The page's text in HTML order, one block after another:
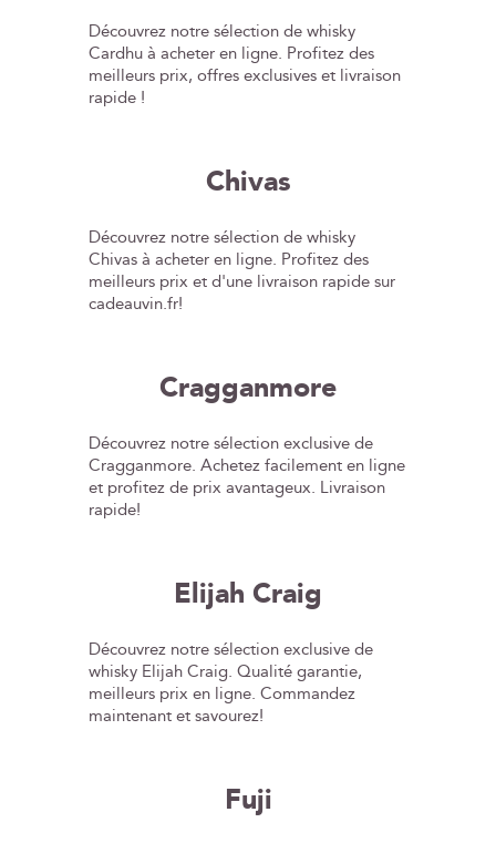
Découvrez notre sélection de whisky
Cardhu à acheter en ligne. Profitez des
meilleurs prix, offres exclusives et livraison
rapide !
Chivas
Découvrez notre sélection de whisky
Chivas à acheter en ligne. Profitez des
meilleurs prix et d'une livraison rapide sur
cadeauvin.fr!
Cragganmore
Découvrez notre sélection exclusive de
Cragganmore. Achetez facilement en ligne
et profitez de prix avantageux. Livraison
rapide!
Elijah Craig
Découvrez notre sélection exclusive de
whisky Elijah Craig. Qualité garantie,
meilleurs prix en ligne. Commandez
maintenant et savourez!
Fuji